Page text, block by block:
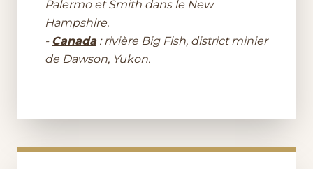
Palermo et Smith dans le New
Hampshire.
- Canada: rivière Big Fish, district minier
de Dawson, Yukon.